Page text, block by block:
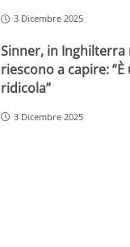
3 Dicembre 2025
Sinner, in Inghilterra
riescono a capire: ”È
ridicola”
3 Dicembre 2025